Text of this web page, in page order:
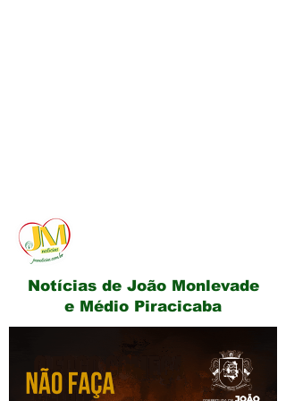
Notícias de João Monlevade
e Médio Piracicaba